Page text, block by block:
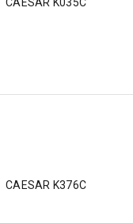
CAESAR K376C